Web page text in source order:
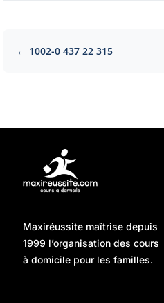
← 1002-0 437 22 315
Maxiréussite maîtrise depuis
1999 l’organisation des cours
à domicile pour les familles.